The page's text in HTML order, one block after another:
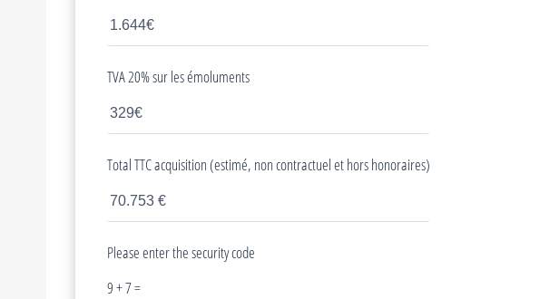
TVA 20% sur les émoluments
Total TTC acquisition (estimé, non contractuel et hors honoraires)
Please enter the security code
9 + 7 =